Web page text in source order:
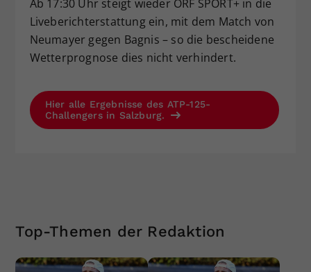
Ab 17:30 Uhr steigt wieder ORF SPORT+ in die
Liveberichterstattung ein, mit dem Match von
Neumayer gegen Bagnis – so die bescheidene
Wetterprognose dies nicht verhindert.
Hier alle Ergebnisse des ATP-125-
Challengers in Salzburg.
Top-Themen der Redaktion